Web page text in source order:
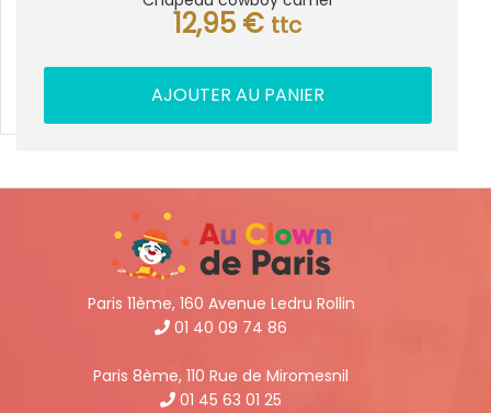
12,95 € ttc
AJOUTER AU PANIER
Paris 11ème, 160 Avenue Ledru Rollin
01 40 09 74 86
Paris 8ème, 110 Rue de Miromesnil
01 45 63 01 25